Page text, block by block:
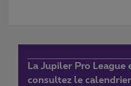
La Jupiler Pro League
consultez le